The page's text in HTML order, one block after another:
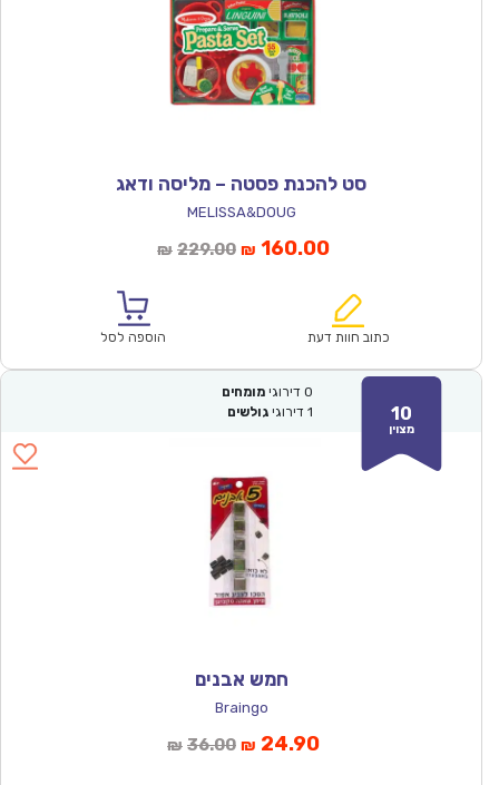
סט להכנת פסטה – מליסה ודאג
MELISSA&DOUG
₪ 229.00המחיר
₪229.00.
₪ 160.00המחיר
הוא:
כתוב חוות דעת הוספה לסל
10
מצוין
0 דירוגי מומחים
1 דירוגי גולשים
חמש אבנים
Braingo
₪ 36.00המחיר
₪ 24.90המחיר